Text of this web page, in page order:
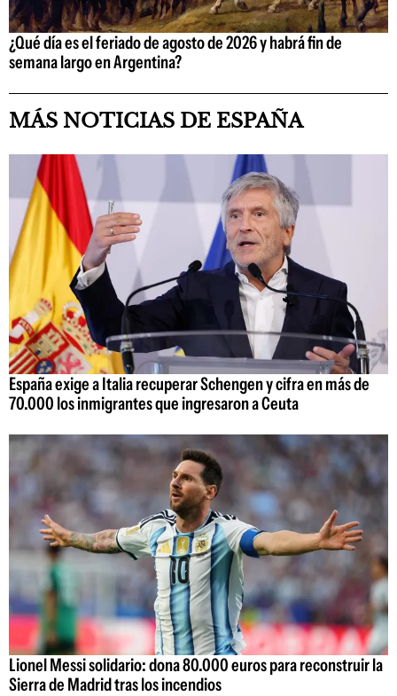
¿Qué día es el feriado de agosto de 2026 y habrá fin de
semana largo en Argentina?
MÁS NOTICIAS DE ESPAÑA
España exige a Italia recuperar Schengen y cifra en más de
70.000 los inmigrantes que ingresaron a Ceuta
Lionel Messi solidario: dona 80.000 euros para reconstruir la
Sierra de Madrid tras los incendios